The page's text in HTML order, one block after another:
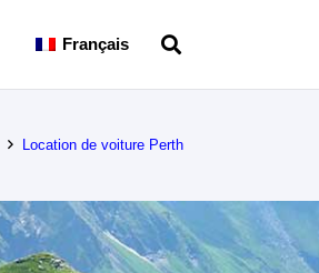
Français
Location de voiture Perth